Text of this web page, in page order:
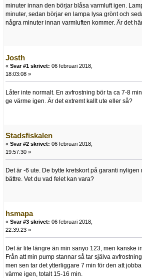
minuter innan den börjar blåsa varmluft igen.
minuter, sedan börjar en lampa lysa grönt och
några minuter innan varmluften kommer. Är det
Josth
« Svar #1 skrivet: 06 februari 2018,
18:03:08 »
Låter inte normalt. En avfrostning bör ta ca 7-8
ge värme igen. Är det extremt kallt ute eller så?
Stadsfiskalen
« Svar #2 skrivet: 06 februari 2018,
19:57:30 »
Det är -6 ute. De bytte kretskort på garanti nyligen
bättre. Vet du vad felet kan vara?
hsmapa
« Svar #3 skrivet: 06 februari 2018,
22:39:23 »
Det är lite längre än min sanyo 123, men kanske
Från att min pump stannar så tar själva
men sen tar det ytterliggare 7 min för den att
värme igen, totalt 15-16 min.